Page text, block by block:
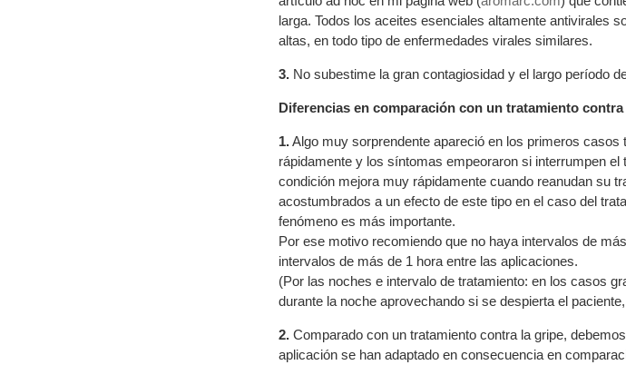
larga. Todos los aceites esenciales altamente antivirales
altas, en todo tipo de enfermedades virales similares.
3.No subestime la gran contagiosidad y el largo período
Diferencias en comparación con un tratamiento
1.Algo muy sorprendente apareció en los primeros
rápidamente y los síntomas empeoraron si interrumpen
condición mejora muy rápidamente cuando reanudan su
acostumbrados a un efecto de este tipo en el caso del
fenómeno es más importante.
Por ese motivo recomiendo que no haya intervalos de
intervalos de más de 1 hora entre las aplicaciones.
(Por las noches e intervalo de tratamiento: en los casos
durante la noche aprovechando si se despierta el
2.Comparado con un tratamiento contra la gripe,
aplicación se han adaptado en consecuencia en